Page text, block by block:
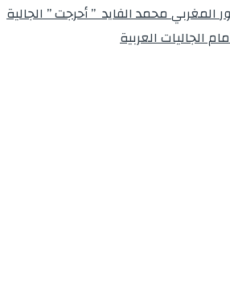
المغربي محمد الفايد ” أحرجت ” الجالية
الجاليات العربية